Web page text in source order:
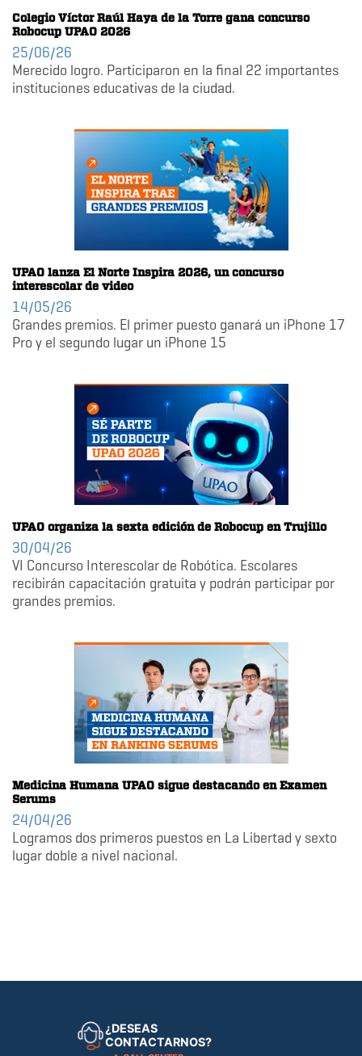
Colegio Víctor Raúl Haya de la Torre gana concurso
Robocup UPAO 2026
25/06/26
Merecido logro. Participaron en la final 22 importantes
instituciones educativas de la ciudad.
UPAO lanza El Norte Inspira 2026, un concurso
interescolar de video
14/05/26
Grandes premios. El primer puesto ganará un iPhone 17
Pro y el segundo lugar un iPhone 15
UPAO organiza la sexta edición de Robocup en Trujillo
30/04/26
VI Concurso Interescolar de Robótica. Escolares
recibirán capacitación gratuita y podrán participar por
grandes premios.
Medicina Humana UPAO sigue destacando en Examen
Serums
24/04/26
Logramos dos primeros puestos en La Libertad y sexto
lugar doble a nivel nacional.